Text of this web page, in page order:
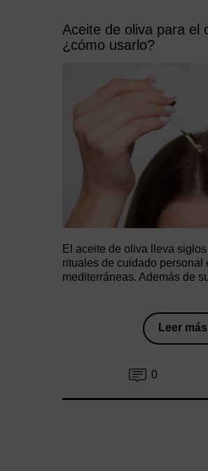
Aceite de oliva para el
¿cómo usarlo?
El aceite de oliva lleva
rituales de cuidado personal
mediterráneas. Además de
Leer más
0